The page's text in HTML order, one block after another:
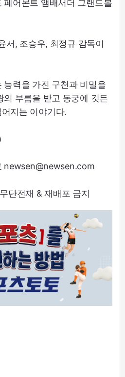
페어몬트 앰배서더 그랜드볼
서, 조승우, 최정규 감독이
능력을 가진 구천과 비밀을
의 부름을 받고 동궁에 깃든
지는 이야기다.
newsen@newsen.com
단전재 & 재배포 금지